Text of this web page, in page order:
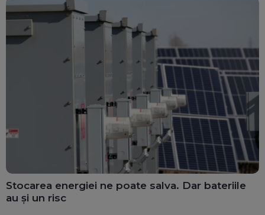
Stocarea energiei ne poate salva. Dar bateriile
au și un risc